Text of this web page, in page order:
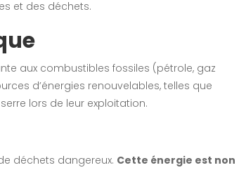
et des déchets.
aux combustibles fossiles (pétrole, gaz
d’énergies renouvelables, telles que
lors de leur exploitation.
déchets dangereux. Cette énergie est non